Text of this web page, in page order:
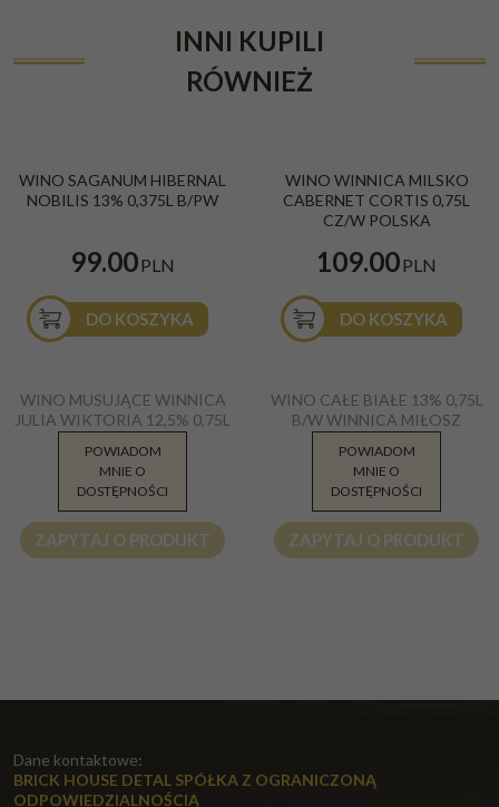
INNI KUPILI
RÓWNIEŻ
WINO SAGANUM HIBERNAL
NOBILIS 13% 0,375L B/PW
99.00PLN
DO KOSZYKA
WINO WINNICA MILSKO
CABERNET CORTIS 0,75L
CZ/W POLSKA
109.00PLN
DO KOSZYKA
WINO MUSUJĄCE WINNICA
JULIA WIKTORIA 12,5% 0,75L
89.90PLN
ZAPYTAJ O PRODUKT
POWIADOM
MNIE O
DOSTĘPNOŚCI
WINO CAŁE BIAŁE 13% 0,75L
B/W WINNICA MIŁOSZ
89.99PLN
ZAPYTAJ O PRODUKT
POWIADOM
MNIE O
DOSTĘPNOŚCI
Dane kontaktowe:
BRICK HOUSE DETAL SPÓŁKA Z OGRANICZONĄ
ODPOWIEDZIALNOŚCIĄ